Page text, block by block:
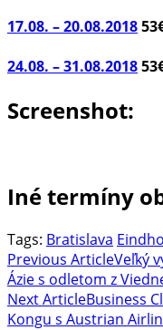
17.08. – 20.08.2018
24.08. – 31.08.2018
Screenshot:
Iné termíny
Tags: Bratislava
Post
Navigation
Previous ArticleVeľký
Ázie s odletom z
Next ArticleBusiness
Kongu s Austrian